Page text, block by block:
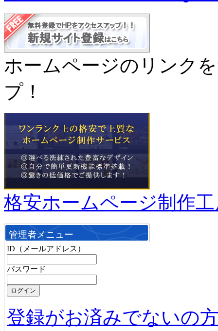
ホームページのリンク
プ！
格安ホームページ制作
管理者メニュー
ID（メールアドレス）
パスワード
登録がお済みでないの